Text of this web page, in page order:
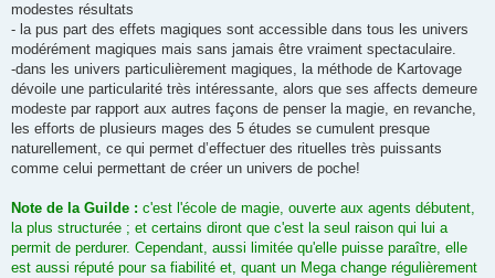
modestes résultats
- la pus part des effets magiques sont accessible dans tous les univers
modérément magiques mais sans jamais être vraiment spectaculaire.
-dans les univers particulièrement magiques, la méthode de Kartovage
dévoile une particularité très intéressante, alors que ses affects demeure
modeste par rapport aux autres façons de penser la magie, en revanche,
les efforts de plusieurs mages des 5 études se cumulent presque
naturellement, ce qui permet d’effectuer des rituelles très puissants
comme celui permettant de créer un univers de poche!
Note de la Guilde : c'est l'école de magie, ouverte aux agents débutent,
la plus structurée ; et certains diront que c'est la seul raison qui lui a
permit de perdurer. Cependant, aussi limitée qu'elle puisse paraître, elle
est aussi réputé pour sa fiabilité et, quant un Mega change régulièrement